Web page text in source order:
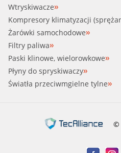
Wtryskiwacze
Kompresory klimatyzacji
Żarówki samochodowe
Filtry paliwa
Paski klinowe, wielorowkowe
Płyny do spryskiwaczy
Światła przeciwmgielne tylne
©